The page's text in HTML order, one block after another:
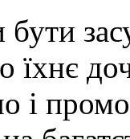
їхнє
і